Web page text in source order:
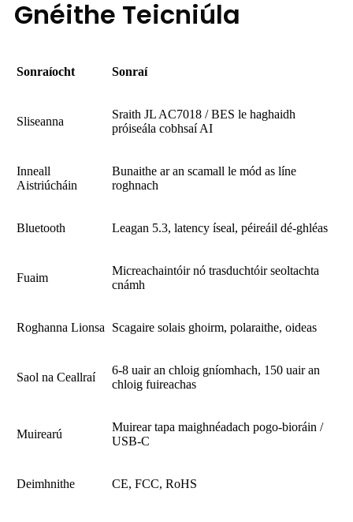
Gnéithe Teicniúla
Sonraíocht Sonraí
Sliseanna
Sraith JL AC7018 / BES le haghaidh
próiseála cobhsaí AI
Inneall
Aistriúcháin
Bunaithe ar an scamall le mód as líne
roghnach
Bluetooth Leagan 5.3, latency íseal, péireáil dé-ghléas
Fuaim
Micreachaintóir nó trasduchtóir seoltachta
cnámh
Roghanna Lionsa Scagaire solais ghoirm, polaraithe, oideas
Saol na Ceallraí
6-8 uair an chloig gníomhach, 150 uair an
chloig fuireachas
Muirearú
Muirear tapa maighnéadach pogo-bioráin /
USB-C
Deimhnithe CE, FCC, RoHS